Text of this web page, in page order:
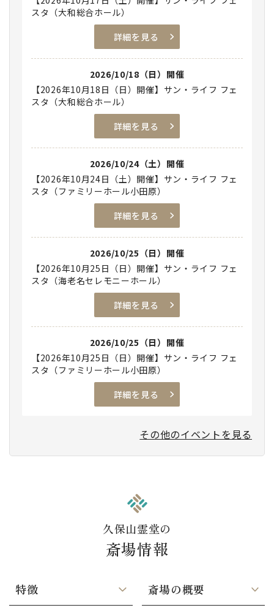
スタ（大和総合ホール）
詳細を見る
2026/10/18（日）開催
【2026年10月18日（日）開催】サン・ライフ フェ
スタ（大和総合ホール）
詳細を見る
2026/10/24（土）開催
【2026年10月24日（土）開催】サン・ライフ フェ
スタ（ファミリーホール小田原）
詳細を見る
2026/10/25（日）開催
【2026年10月25日（日）開催】サン・ライフ フェ
スタ（海老名セレモニーホール）
詳細を見る
2026/10/25（日）開催
【2026年10月25日（日）開催】サン・ライフ フェ
スタ（ファミリーホール小田原）
詳細を見る
その他のイベントを見る
久保山霊堂の
斎場情報
特徴 斎場の概要